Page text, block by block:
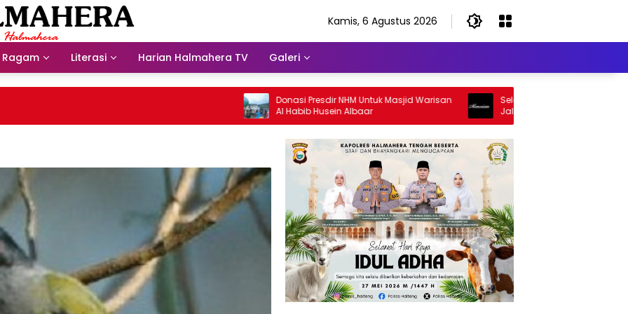
Kamis, 6 Agustus 2026
Ragam Literasi Harian Halmahera TV Galeri
Donasi Presdir NHM Untuk Masjid Warisan
Al Habib Husein Albaar
Selamat Jalan Sang Inspirator,
Jalan Abangku Yuslam Idris